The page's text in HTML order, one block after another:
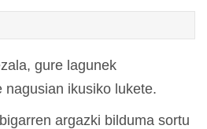
gure lagunek
nagusian ikusiko lukete.
argazki bilduma sortu